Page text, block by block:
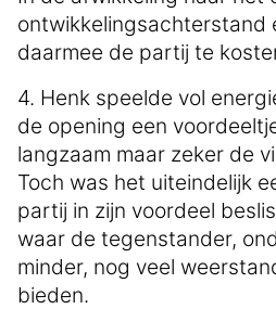
ontwikkelingsachterstand
daarmee de partij te
4. Henk speelde vol
de opening een
langzaam maar zeker de
Toch was het uiteindelijk
partij in zijn voordeel
waar de tegenstander,
minder, nog veel
bieden.